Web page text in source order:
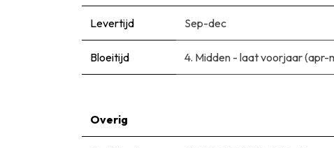
Levertijd Sep-dec
Bloeitijd ​4. Midden - laat voorjaar (apr-
Overig